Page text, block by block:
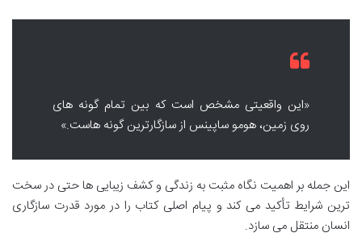
«این واقعیتی مشخص است که بین تمام گونه های
روی زمین، هومو ساپینس از سازگارترین گونه هاست.»
این جمله بر اهمیت نگاه مثبت به زندگی و کشف زیبایی ها حتی در سخت
ترین شرایط تأکید می کند و پیام اصلی کتاب را در مورد قدرت سازگاری
انسان منتقل می سازد.